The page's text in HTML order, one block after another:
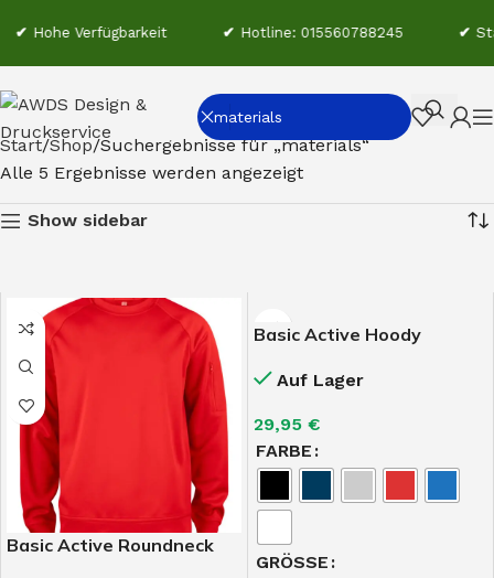
Hohe Verfügbarkeit Hotline: 015560788245
Start Shop Suchergebnisse für „materials“
Alle 5 Ergebnisse werden angezeigt
Show sidebar
Basic Active Roundneck
Basic Active Hoody
Auf Lager
29,95 €
FARBE
GRÖSSE